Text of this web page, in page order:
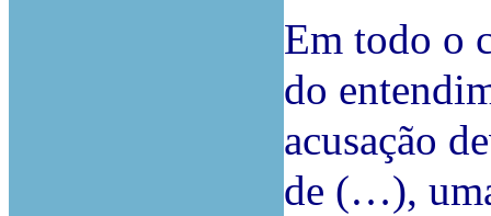
Em todo o
do
acusação
de (…),